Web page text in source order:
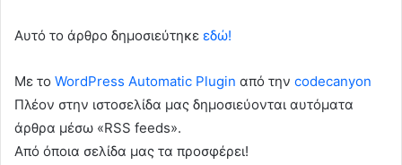
Αυτό το άρθρο δημοσιεύτηκε εδώ!
Με το WordPress Automatic Plugin από την codecanyon
Πλέον στην ιστοσελίδα μας δημοσιεύονται αυτόματα
άρθρα μέσω «RSS feeds».
Από όποια σελίδα μας τα προσφέρει!